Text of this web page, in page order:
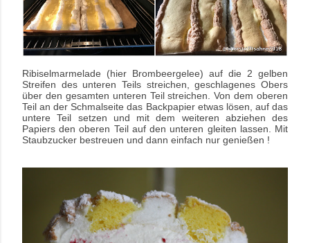
Ribiselmarmelade (hier Brombeergelee) auf die 2 gelben
Streifen des unteren Teils streichen, geschlagenes Obers
über den gesamten unteren Teil streichen. Von dem oberen
Teil an der Schmalseite das Backpapier etwas lösen, auf das
untere Teil setzen und mit dem weiteren abziehen des
Papiers den oberen Teil auf den unteren gleiten lassen. Mit
Staubzucker bestreuen und dann einfach nur genießen !